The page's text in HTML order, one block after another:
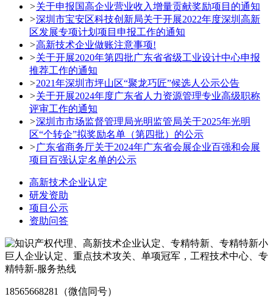
>关于申报国高企业营业收入增量贡献奖励项目的通知
>深圳市宝安区科技创新局关于开展2022年度深圳高新
区发展专项计划项目申报工作的通知
>高新技术企业做账注意事项!
>关于开展2020年第四批广东省省级工业设计中心申报
推荐工作的通知
>2021年深圳市坪山区“聚龙巧匠”候选人公示公告
>关于开展2024年度广东省人力资源管理专业高级职称
评审工作的通知
>深圳市市场监督管理局光明监管局关于2025年光明
区“个转企”拟奖励名单（第四批）的公示
>广东省商务厅关于2024年广东省会展企业百强和会展
项目百强认定名单的公示
高新技术企业认定
研发资助
项目公示
资助问答
18565668281（微信同号）